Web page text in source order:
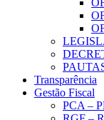
Transparência
Gestão Fiscal
PCA –